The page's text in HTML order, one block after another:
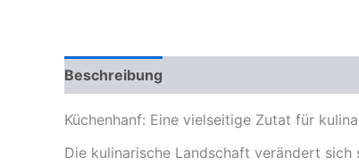
Beschreibung
Küchenhanf: Eine vielseitige Zutat für
Die kulinarische Landschaft verändert